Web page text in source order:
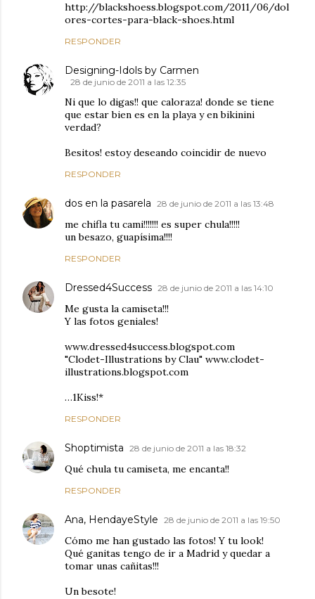
http://blackshoess.blogspot.com/2011/06/dol
ores-cortes-para-black-shoes.html
RESPONDER
Designing-Idols by Carmen
28 de junio de 2011 a las 12:35
Ni que lo digas!! que caloraza! donde se tiene
que estar bien es en la playa y en bikinini
verdad?
Besitos! estoy deseando coincidir de nuevo
RESPONDER
dos en la pasarela 28 de junio de 2011 a las 13:48
me chifla tu cami!!!!!!! es super chula!!!!!
un besazo, guapísima!!!!
RESPONDER
Dressed4Success 28 de junio de 2011 a las 14:10
Me gusta la camiseta!!!
Y las fotos geniales!
www.dressed4success.blogspot.com
"Clodet-Illustrations by Clau" www.clodet-
illustrations.blogspot.com
…1Kiss!*
RESPONDER
Shoptimista 28 de junio de 2011 a las 18:32
Qué chula tu camiseta, me encanta!!
RESPONDER
Ana, HendayeStyle 28 de junio de 2011 a las 19:50
Cómo me han gustado las fotos! Y tu look!
Qué ganitas tengo de ir a Madrid y quedar a
tomar unas cañitas!!!
Un besote!